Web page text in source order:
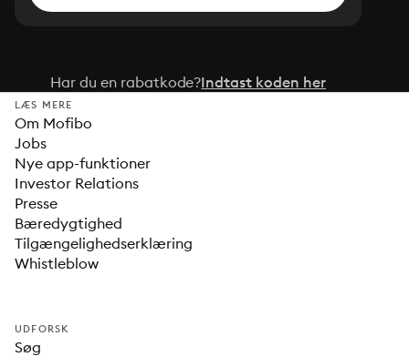
Har du en rabatkode?Indtast koden her
LÆS MERE
Om Mofibo
Jobs
Nye app-funktioner
Investor Relations
Presse
Bæredygtighed
Tilgængelighedserklæring
Whistleblow
UDFORSK
Søg